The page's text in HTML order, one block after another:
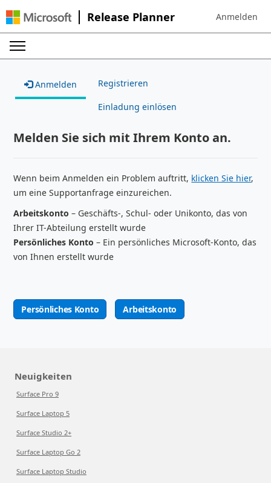
Release Planner Sign in to
Anmelden
Anmelden Registrieren
Einladung einlösen
Melden Sie sich mit Ihrem Konto an.
Wenn beim Anmelden ein Problem auftritt, klicken Sie hier,
um eine Supportanfrage einzureichen.
Arbeitskonto – Geschäfts-, Schul- oder Unikonto, das von
Ihrer IT-Abteilung erstellt wurde
Persönliches Konto – Ein persönliches Microsoft-Konto, das
von Ihnen erstellt wurde
Persönliches Konto Arbeitskonto
Neuigkeiten
Surface Pro 9
Surface Laptop 5
Surface Studio 2+
Surface Laptop Go 2
Surface Laptop Studio